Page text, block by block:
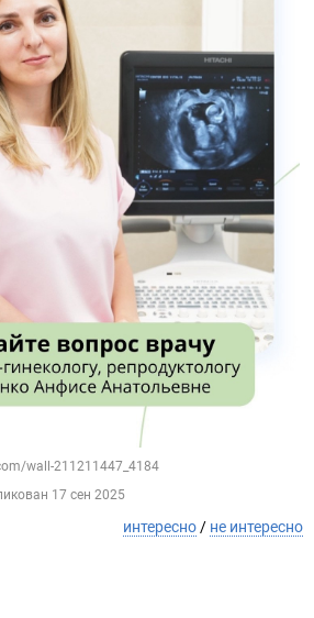
wall-211211447_4184
17 сен 2025
интересно / не интересно